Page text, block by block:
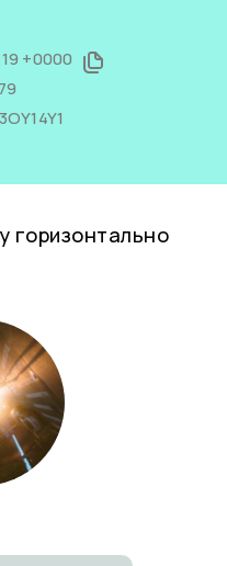
+0000
горизонтально